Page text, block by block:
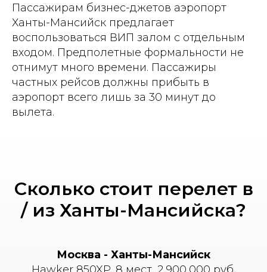
Пассажирам бизнес-джетов аэропорт
Ханты-Мансийск предлагает
воспользоваться ВИП залом с отдельным
входом. Предполетные формальности не
отнимут много времени. Пассажиры
частных рейсов должны прибыть в
аэропорт всего лишь за 30 минут до
вылета.
Сколько стоит перелет в
/ из Ханты-Мансийска?
Москва - Ханты-Мансийск